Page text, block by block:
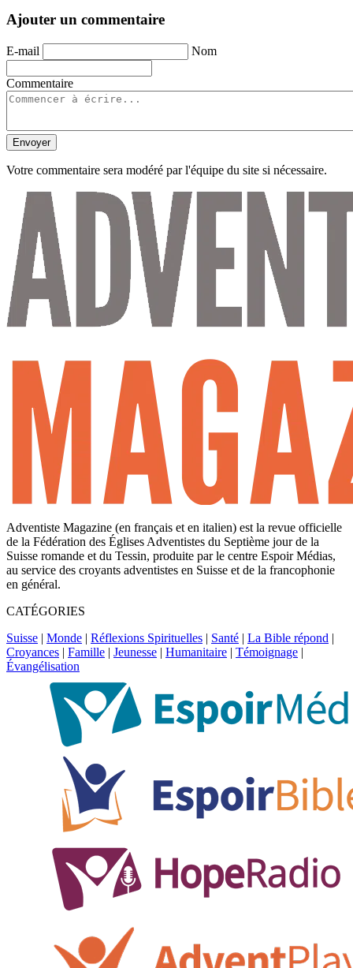
Ajouter un commentaire
E-mail Nom
Commentaire
Envoyer
Votre commentaire sera modéré par l'équipe du site si nécessaire.
Adventiste Magazine (en français et en italien) est la revue officielle
de la Fédération des Églises Adventistes du Septième jour de la
Suisse romande et du Tessin, produite par le centre Espoir Médias,
au service des croyants adventistes en Suisse et de la francophonie
en général.
CATÉGORIES
Suisse | Monde | Réflexions Spirituelles | Santé | La Bible répond |
Croyances | Famille | Jeunesse | Humanitaire | Témoignage |
Évangélisation